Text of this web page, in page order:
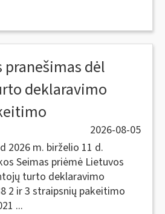
dėl
deklaravimo
2026-08-05
2026 m. birželio 11 d.
Seimas priėmė Lietuvos
turto deklaravimo
2 ir 3 straipsnių pakeitimo
...